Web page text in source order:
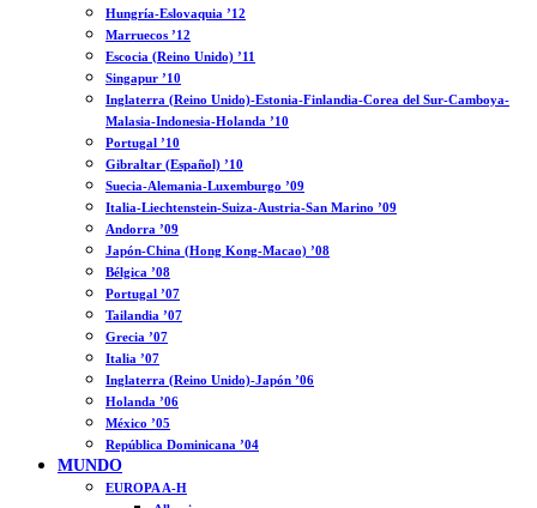
Hungría-Eslovaquia ’12
Marruecos ’12
Escocia (Reino Unido) ’11
Singapur ’10
Inglaterra (Reino Unido)-Estonia-Finlandia-Corea del Sur-Camboya-
Malasia-Indonesia-Holanda ’10
Portugal ’10
Gibraltar (Español) ’10
Suecia-Alemania-Luxemburgo ’09
Italia-Liechtenstein-Suiza-Austria-San Marino ’09
Andorra ’09
Japón-China (Hong Kong-Macao) ’08
Bélgica ’08
Portugal ’07
Tailandia ’07
Grecia ’07
Italia ’07
Inglaterra (Reino Unido)-Japón ’06
Holanda ’06
México ’05
República Dominicana ’04
MUNDO
EUROPA A-H